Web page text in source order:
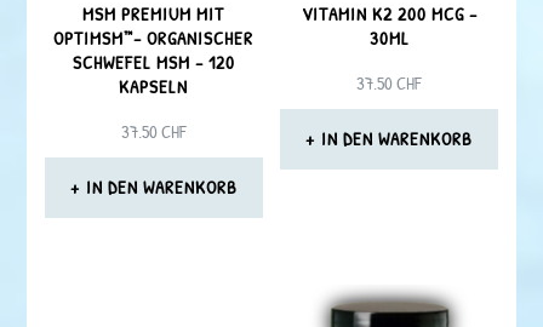
MSM PREMIUM MIT
OPTIMSM™– ORGANISCHER
SCHWEFEL MSM – 120
KAPSELN
37.50CHF
IN DEN WARENKORB
VITAMIN K2 200 MCG –
30ML
37.50CHF
IN DEN WARENKORB